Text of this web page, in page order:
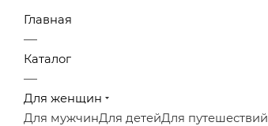
Главная
—
Каталог
—
Для женщин
Для мужчинДля детейДля путешествий